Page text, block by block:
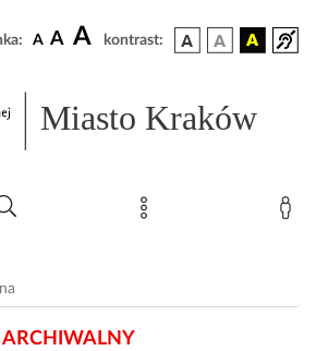
A A A kontrast:
Miasto Kraków